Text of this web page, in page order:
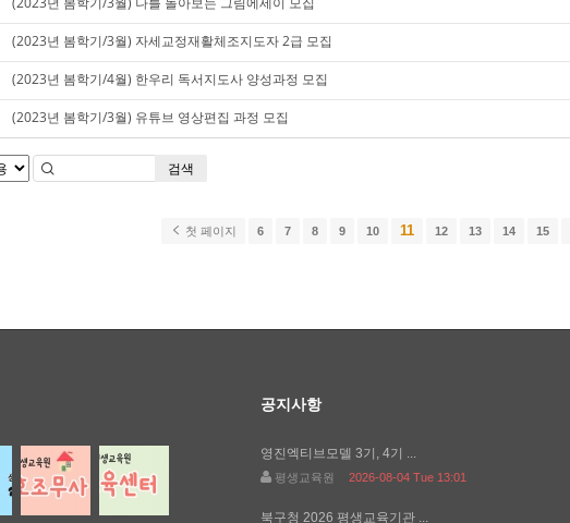
(2023년 봄학기/3월) 자세교정재활체조지도자 2급 모집
(2023년 봄학기/4월) 한우리 독서지도사 양성과정 모집
(2023년 봄학기/3월) 유튜브 영상편집 과정 모집
검색
첫 페이지 6 7 8 9 10 11 12 13 14 15
공지사항
영진엑티브모델 3기, 4기 ...
평생교육원 2026-08-04 Tue 13:01
북구청 2026 평생교육기관 ...